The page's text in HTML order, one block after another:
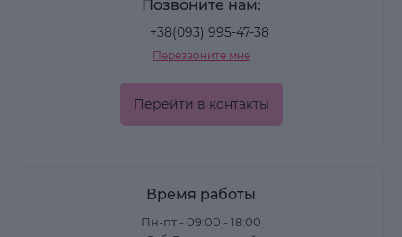
Позвоните нам:
+38(093) 995-47-38
Перезвоните мне
Перейти в контакты
Время работы
Пн-пт - 09:00 - 18:00